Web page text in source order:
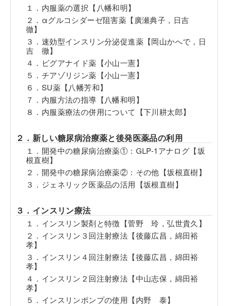
１．内服薬の選択【八幡和明】
２．αグルコシダーゼ阻害薬【廣瀬典子，日吉
徹】
３．速効型インスリン分泌促進薬【岡山かへで，日
吉 徹】
４．ビグアナイド薬【小山一憲】
５．チアゾリジン薬【小山一憲】
６．SU薬【八幡芳和】
７．内服方法の指導【八幡和明】
８．内服薬療法の併用について【下川耕太郎】
２．新しい糖尿病治療薬と後発医薬品の利用
１．開発中の糖尿病治療薬①：GLP-1アナログ【坂
根直樹】
２．開発中の糖尿病治療薬②：その他【坂根直樹】
３．ジェネリック医薬品の活用【坂根直樹】
３．インスリン療法
１．インスリン製剤と特徴【菅野 玲，弘世貴久】
２．インスリン３回注射療法【後藤広昌，綿田裕
孝】
３．インスリン４回注射療法【後藤広昌，綿田裕
孝】
４．インスリン２回注射療法【中山志保，綿田裕
孝】
５．インスリンポンプの使用【内野 泰】